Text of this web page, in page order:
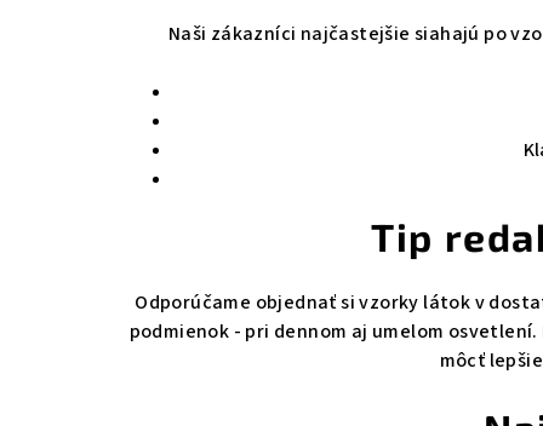
Naši zákazníci najčastejšie siahajú po
Tip
Odporúčame objednať si vzorky látok v
podmienok - pri dennom aj umelom
môcť